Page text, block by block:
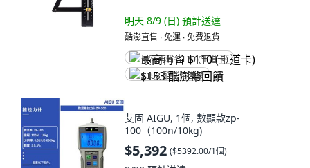
明天 8/9 (日) 預計送達
酷澎直售 ∙ 免運 ∙ 免費退貨
最高再省 $110 (王道卡)
$153 酷澎幣回饋
艾固 AIGU, 1個, 數顯款zp-
100（100n/10kg)
$5,392 ($5392.00/1個)